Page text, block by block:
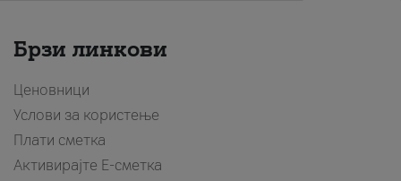
Брзи линкови
Ценовници
Услови за користење
Плати сметка
Активирајте Е-сметка